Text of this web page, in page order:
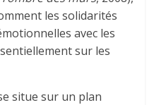
les solidarités
avec les
sur les
situe sur un plan